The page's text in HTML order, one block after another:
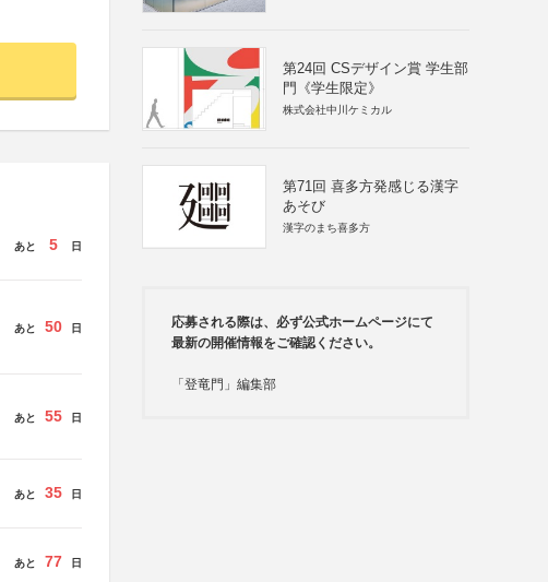
あと 5 日
あと 50 日
あと 55 日
あと 35 日
あと 77 日
第24回 CSデザイン賞 学生部
門《学生限定》
株式会社中川ケミカル
第71回 喜多方発感じる漢字
あそび
漢字のまち喜多方
応募される際は、必ず公式ホームページにて
最新の開催情報をご確認ください。
「登竜門」編集部